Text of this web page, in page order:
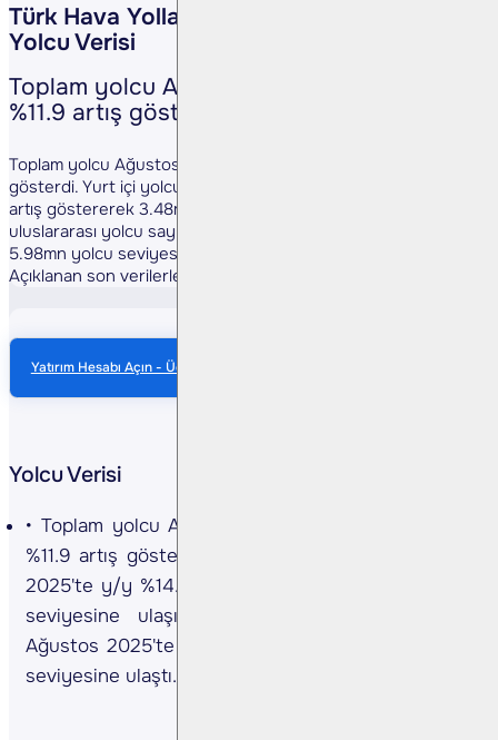
Türk Hava Yolları <THYAO TI> Ağustos 25
Yolcu Verisi
Toplam yolcu Ağustos'25'te yıllık bazda
%11.9 artış gösterdi…
Toplam yolcu Ağustos25'te bir önceki yıla göre %11.9 artış
gösterdi. Yurt içi yolcu sayısı Ağustos 2025'te y/y %14.5
artış göstererek 3.48mn yolcu seviyesine ulaşırken,
uluslararası yolcu sayısı Ağustos 2025'te y/y %10.5 artarak
5.98mn yolcu seviyesine ulaştı.
Açıklanan son verilerle 8A25 döneminde ...
Yatırım Hesabı Açın - Ücretsiz Anlık Veri
Yolcu Verisi
Toplam yolcu Ağustos25'te bir önceki yıla göre
%11.9 artış gösterdi. Yurt içi yolcu sayısı Ağustos
2025'te y/y %14.5 artış göstererek 3.48mn yolcu
seviyesine ulaşırken, uluslararası yolcu sayısı
Ağustos 2025'te y/y %10.5 artarak 5.98mn yolcu
seviyesine ulaştı.